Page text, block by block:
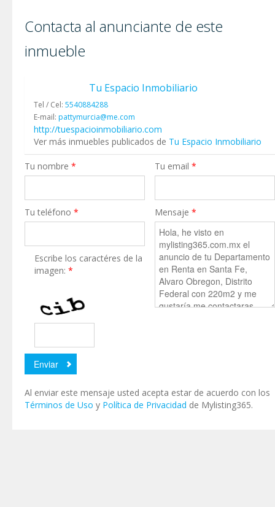
Contacta al anunciante de este
inmueble
Tu Espacio Inmobiliario
Tel / Cel: 5540884288
E-mail: pattymurcia@me.com
http://tuespacioinmobiliario.com
Ver más inmuebles publicados de Tu Espacio Inmobiliario
Tu nombre * Tu email*
Tu teléfono * Mensaje*
Escribe los caractéres de la
imagen:*
Al enviar este mensaje usted acepta estar de acuerdo con los
Términos de Uso y Política de Privacidad de Mylisting365.